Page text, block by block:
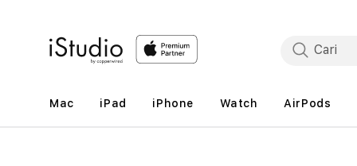
Mac iPad iPhone Watch AirPods